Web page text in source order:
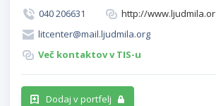
040 206631
http://
litcenter@mail.ljudmila.org
Več kontaktov v TIS-u
Dodaj v portfelj